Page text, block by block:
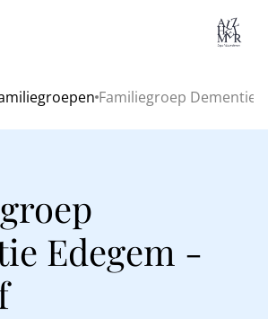
Familiegroep Dementie
Edegem -